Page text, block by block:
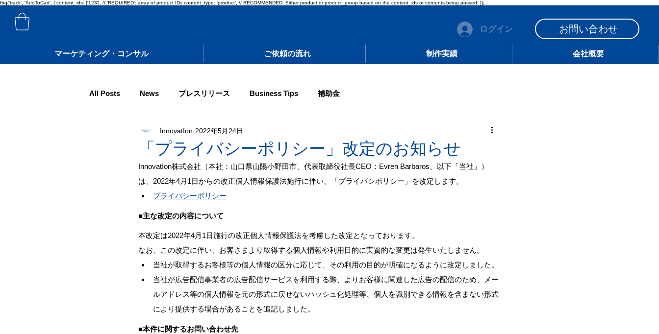
fbq('track', 'AddToCart', { content_ids: ['123'], // 'REQUIRED': array of product IDs content_type: 'product', // RECOMMENDED: Either product or product_group based on the content_ids or contents being passed. });
マーケティング・コンサル ご依頼の流れ 制作実績 会社概要
ログイン お問い合わせ
All Posts News プレスリリース Business Tips 補助金
「プライバシーポリシー」改定のお知らせ
InnovatIon 2022年5月24日
InnovatIon株式会社（本社：山口県山陽小野田市、代表取締役社長CEO：Evren Barbaros、以下「当社」）
は、2022年4月1日からの改正個人情報保護法施行に伴い、「プライバシポリシー」を改定します。
プライバシーポリシー
■主な改定の内容について
本改定は2022年4月1日施行の改正個人情報保護法を考慮した改定となっております。
なお、この改定に伴い、お客さまより取得する個人情報や利用目的に実質的な変更は発生いたしません。
当社が取得するお客様等の個人情報の区分に応じて、その利用の目的が明確になるように改定しました。
当社が広告配信事業者の広告配信サービスを利用する際、よりお客様に関連した広告の配信のため、メー
ルアドレス等の個人情報を元の形式に戻せないハッシュ化処理等、個人を識別できる情報を含まない形式
により提供する場合があることを追記しました。
■本件に関するお問い合わせ先